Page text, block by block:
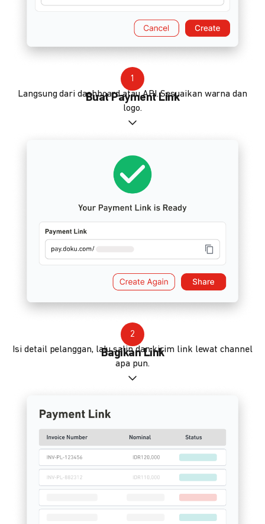
1
Buat Payment Link
Langsung dari dashboard atau API. Sesuaikan warna dan
logo.
2
Bagikan Link
Isi detail pelanggan, lalu salin dan kirim link lewat channel
apa pun.